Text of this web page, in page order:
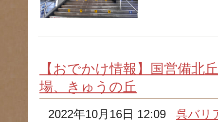
【おでかけ情報】国営備北
場、きゅうの丘
2022年10月16日 12:09呉バリ